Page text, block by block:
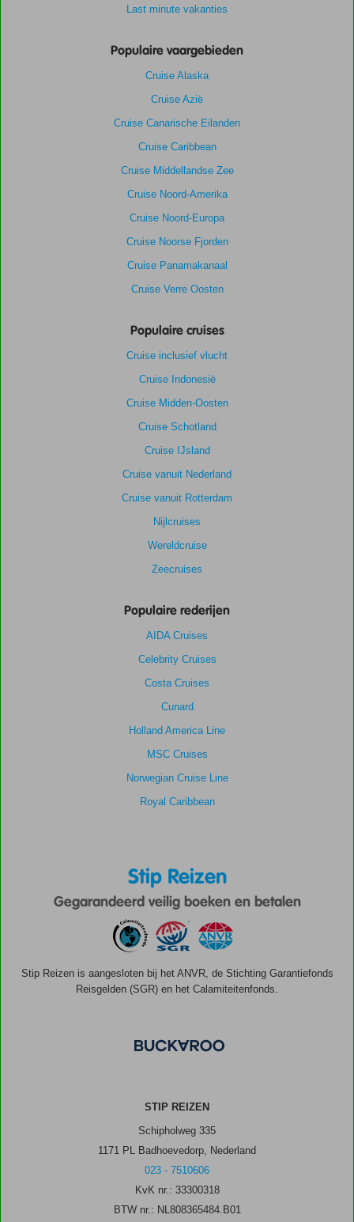
Last minute vakanties
Populaire vaargebieden
Cruise Alaska
Cruise Azië
Cruise Canarische Eilanden
Cruise Caribbean
Cruise Middellandse Zee
Cruise Noord-Amerika
Cruise Noord-Europa
Cruise Noorse Fjorden
Cruise Panamakanaal
Cruise Verre Oosten
Populaire cruises
Cruise inclusief vlucht
Cruise Indonesië
Cruise Midden-Oosten
Cruise Schotland
Cruise IJsland
Cruise vanuit Nederland
Cruise vanuit Rotterdam
Nijlcruises
Wereldcruise
Zeecruises
Populaire rederijen
AIDA Cruises
Celebrity Cruises
Costa Cruises
Cunard
Holland America Line
MSC Cruises
Norwegian Cruise Line
Royal Caribbean
Stip Reizen
Gegarandeerd veilig boeken en betalen
Stip Reizen is aangesloten bij het ANVR, de Stichting Garantiefonds
Reisgelden (SGR) en het Calamiteitenfonds.
STIP REIZEN
Schipholweg 335
1171 PL Badhoevedorp, Nederland
023 - 7510606
KvK nr.: 33300318
BTW nr.: NL808365484.B01